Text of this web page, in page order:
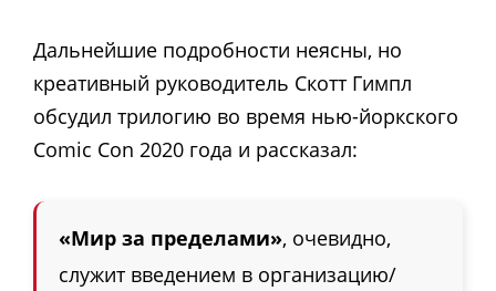
Дальнейшие подробности неясны, но
креативный руководитель Скотт Гимпл
обсудил трилогию во время нью-йоркского
Comic Con 2020 года и рассказал:
«Мир за пределами», очевидно,
служит введением в организацию/